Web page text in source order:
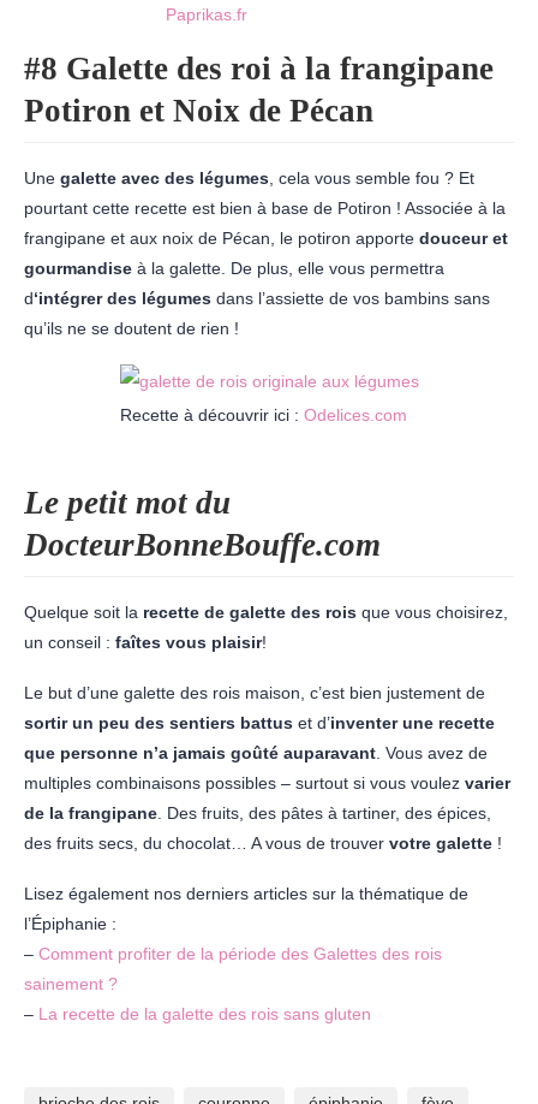
Paprikas.fr
#8 Galette des roi à la frangipane
Potiron et Noix de Pécan
Une galette avec des légumes , cela vous semble fou ? Et
pourtant cette recette est bien à base de Potiron ! Associée à la
frangipane et aux noix de Pécan, le potiron apporte douceur et
gourmandise à la galette. De plus, elle vous permettra
d‘intégrer des légumes dans l’assiette de vos bambins sans
qu’ils ne se doutent de rien !
Recette à découvrir ici : Odelices.com
Le petit mot du
DocteurBonneBouffe.com
Quelque soit la recette de galette des rois que vous choisirez,
un conseil : faîtes vous plaisir!
Le but d’une galette des rois maison, c’est bien justement de
sortir un peu des sentiers battus et d’inventer une recette
que personne n’a jamais goûté auparavant . Vous avez de
multiples combinaisons possibles – surtout si vous voulez varier
de la frangipane . Des fruits, des pâtes à tartiner, des épices,
des fruits secs, du chocolat… A vous de trouver votre galette !
Lisez également nos derniers articles sur la thématique de
l’Épiphanie :
– Comment profiter de la période des Galettes des rois
sainement ?
– La recette de la galette des rois sans gluten